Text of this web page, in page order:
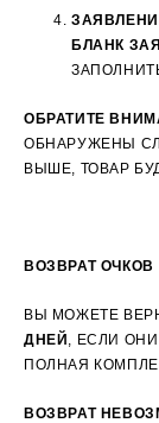
БЛАНК
ОБРАТИТЕ
ОБНАРУЖЕНЫ
ВЫШЕ, ТОВАР
ВОЗВРАТ ОЧКОВ
ВЫ МОЖЕТЕ
ДНЕЙ , ЕСЛИ
ПОЛНАЯ
ВОЗВРАТ